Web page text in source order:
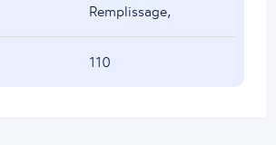
4070mm
Remplissage,
décoration, finition et
110